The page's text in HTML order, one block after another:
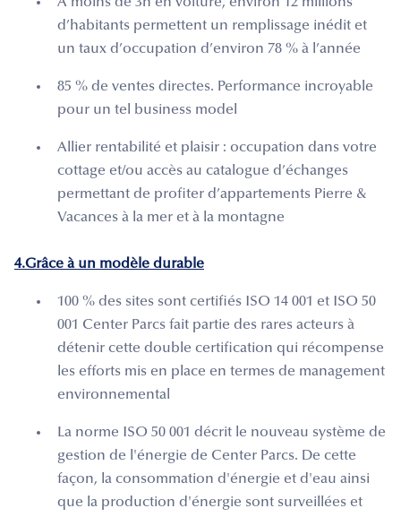
d’habitants permettent un remplissage inédit et
un taux d’occupation d’environ 78 % à l’année
85 % de ventes directes. Performance incroyable
pour un tel business model
Allier rentabilité et plaisir : occupation dans votre
cottage et/ou accès au catalogue d’échanges
permettant de profiter d’appartements Pierre &
Vacances à la mer et à la montagne
4.Grâce à un modèle durable
100 % des sites sont certifiés ISO 14 001 et ISO 50
001 Center Parcs fait partie des rares acteurs à
détenir cette double certification qui récompense
les efforts mis en place en termes de management
environnemental
La norme ISO 50 001 décrit le nouveau système de
gestion de l'énergie de Center Parcs. De cette
façon, la consommation d'énergie et d'eau ainsi
que la production d'énergie sont surveillées et